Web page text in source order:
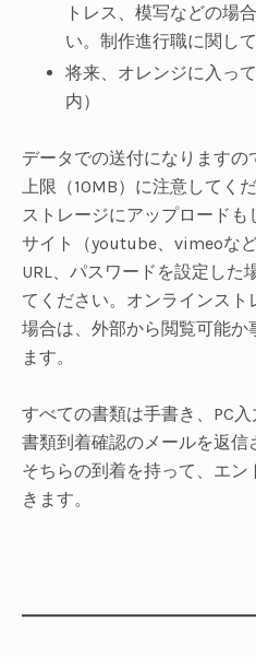
トレス、模写などの場
い。制作進行職に関して
将来、オレンジに入っ
内）
データでの送付になります
上限（10MB）に注意してく
ストレージにアップロード
サイト（youtube、vimeoな
URL、パスワードを設定した
てください。オンラインス
場合は、外部から閲覧可能か
ます。
すべての書類は手書き、PC入
書類到着確認のメールを返信
そちらの到着を持って、エ
きます。